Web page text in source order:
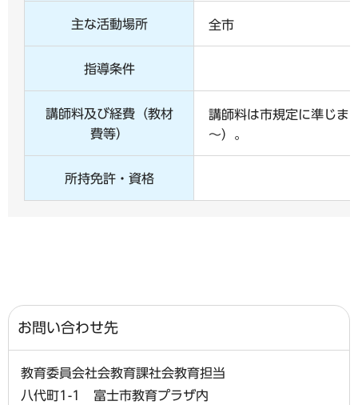
主な活動場所 全市
指導条件
講師料及び経費（教材
費等）
講師料は市規定に準じま
～）。
所持免許・資格
お問い合わせ先
教育委員会社会教育課社会教育担当
八代町1-1 富士市教育プラザ内